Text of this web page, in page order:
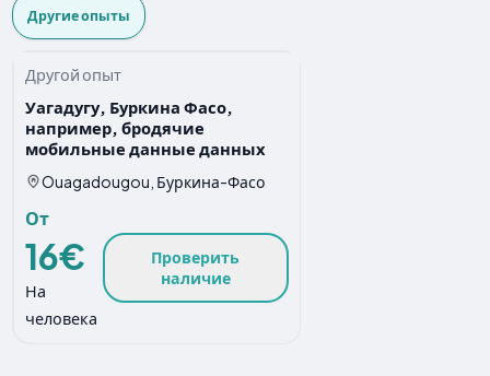
Другие опыты
Другой опыт
Уагадугу, Буркина Фасо,
например, бродячие
мобильные данные данных
Ouagadougou, Буркина-Фасо
От
16€
На
человека
Проверить
наличие